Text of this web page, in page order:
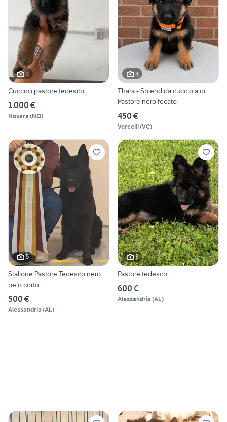
3
Cuccioli pastore tedesco
1.000 €
Novara (NO)
4
Thara - Splendida cucciola di
Pastore nero focato
450 €
Vercelli(VC)
5
Stallone Pastore Tedesco nero
pelo corto
500 €
Alessandria (AL)
3
Pastore tedesco
600 €
Alessandria (AL)